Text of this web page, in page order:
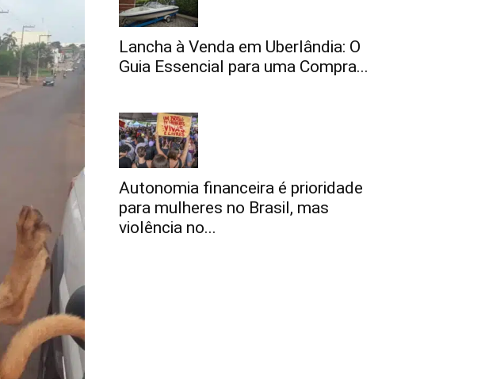
Lancha à Venda em Uberlândia: O
Guia Essencial para uma Compra...
Autonomia financeira é prioridade
para mulheres no Brasil, mas
violência no...